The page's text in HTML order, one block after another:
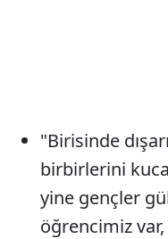
"Birisinde
birbirlerini
yine gençler
öğrencimiz